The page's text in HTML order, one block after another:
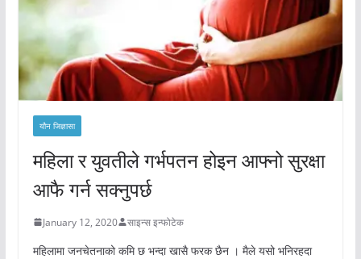
यौन जिज्ञासा
महिला र युवतीले गर्भपतन होइन आफ्नो सुरक्षा
आफै गर्न सक्नुपर्छ
January 12, 2020 साइन्स इन्फोटेक
महिलामा जनचेतनाको कमि छ भन्दा खासै फरक छैन । मैले यसो भनिरहदा